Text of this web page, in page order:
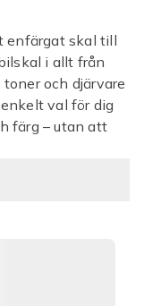
enfärgat skal till
i allt från
och djärvare
val för dig
färg – utan att